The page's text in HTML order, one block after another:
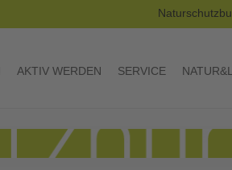
AKTIV WERDEN SERVICE